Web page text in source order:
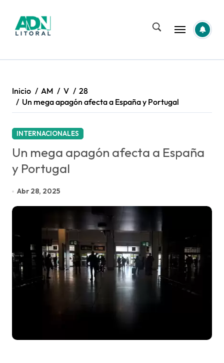
contenido
Inicio AM V
28
Un mega apagón afecta a España y Portugal
INTERNACIONALES
Un mega apagón afecta a España
y Portugal
Abr 28, 2025